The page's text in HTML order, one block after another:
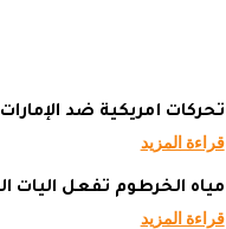
تحركات أمريكية ضد الإمارات
قراءة المزيد
مياه الخرطوم تفعل آليات
قراءة المزيد